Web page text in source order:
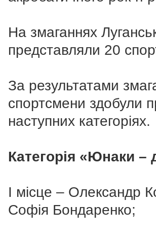
На змаганнях
представляли 20
За результатами
спортсмени здобули
наступних категоріях.
Категорія «Юнаки –
І місце – Олександр
Софія Бондаренко;